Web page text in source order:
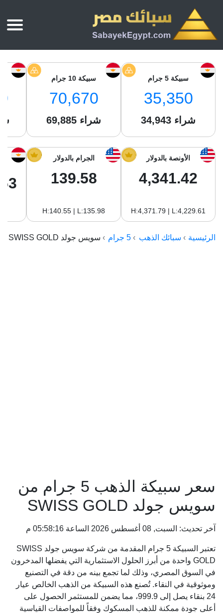
أسعار الذهب
سعر الذهب عيار 24
سعر جنيه الذهب
سبائك الذهب
بي تي سي
سام
سليمة جولد
سويس جولد
أسعار الفضة اليوم
سبائك الفضة
بي تي سي
جونير
نجم الدين
من نحن
سبيكة 5 جرام
35,350
34,943 شراء
سبيكة 10 جرام
70,670
69,885 شراء
الأونصة بالدولار
4,341.42
H:4,371.79 | L:4,229.61
الجرام بالدولار
139.58
H:140.55 | L:135.98
الرئيسية سبائك الذهب 5 جرام سويس جولد SWISS GOLD
سعر سبيكة الذهب 5 جرام من
سويس جولد SWISS GOLD
آخر تحديث: السبت, 08 أغسطس 2026 الساعة 05:58:16 م
تعتبر السبيكة 5 جرام المقدمة من شركة سويس جولد SWISS
GOLD واحدة من أبرز الحلول الاستثمارية التي يفضلها المدخرون
في السوق المصري، وذلك لما تجمع بينه من دقة في التصنيع
وموثوقية في النقاء. تُصنع هذه السبيكة من الذهب الخالص عيار
24 بنقاء يصل إلى 999.9، مما يضمن للمستثمر الحصول على
أعلى جودة ممكنة للذهب المسكوك وفقاً للمواصفات القياسية